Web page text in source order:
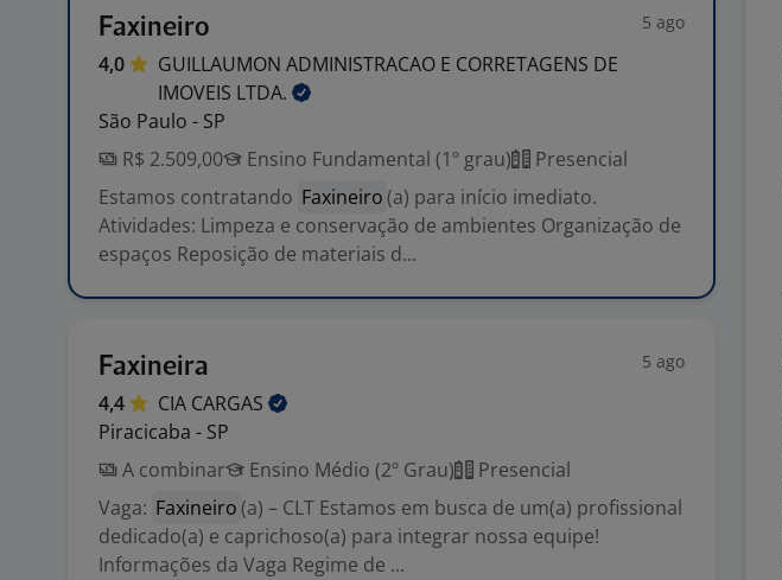
Faxineiro 5 ago
4,0
GUILLAUMON ADMINISTRACAO E CORRETAGENS DE
IMOVEIS LTDA.
São Paulo - SP
R$ 2.509,00
Ensino Fundamental (1º grau)
Presencial
Estamos contratando Faxineiro(a) para início imediato.
Atividades: Limpeza e conservação de ambientes Organização de
espaços Reposição de materiais d...
Faxineira 5 ago
4,4 CIA CARGAS
Piracicaba - SP
A combinar
Ensino Médio (2º Grau)
Presencial
Vaga: Faxineiro(a) – CLT Estamos em busca de um(a) profissional
dedicado(a) e caprichoso(a) para integrar nossa equipe!
Informações da Vaga Regime de ...